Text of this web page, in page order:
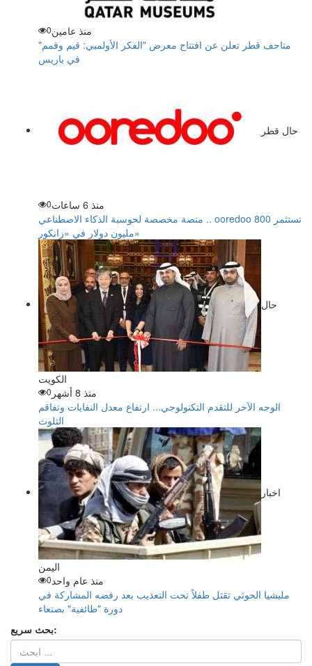
منذ عامين0
متاحف قطر تعلن عن افتتاح معرض "الفكر الأولمبي: قيم وقمم"
في باريس
حال قطر
منذ 6 ساعات 0
منصة مخصصة لحوسبة الذكاء الاصطناعي .. ooredoo تستثمر 800
مليون دولار في «زانكور»
حال
الكويت
منذ 8 أشهر
0
الوجه الآخر للتقدم التكنولوجي... ارتفاع معدل النفايات وتفاقم
التلوث
اخبار
اليمن
منذ عام واحد0
مليشيا الحوثي تقتل طفلاً تحت التعذيب بعد رفضه المشاركة في
دورة "طائفية" بصنعاء
بحث سريع: